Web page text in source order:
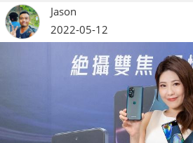
Jason
2022-05-12